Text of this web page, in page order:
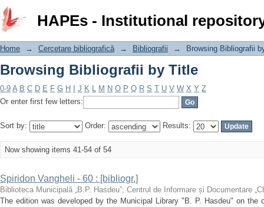
HAPEs - Institutional
Browsing Bibliografii by Title
Home → Cercetare bibliografică → Bibliografii → Browsing Bibliografii
Browsing Bibliografii by Title
0-9 A B C D E F G H J K L M N O P Q R S T U V W X Y Z
Or enter first few letters:
Sort by: Order: Results:
Now showing items 41-54 of 54
Spiridon Vangheli - 60 : [bibliogr.]
Biblioteca Municipală „B.P. Hasdeu”; Centrul de Informare și Documentare
The edition was developed by the Municipal Library "B. P. Hasdeu" on the